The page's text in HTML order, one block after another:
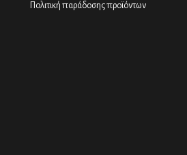
Πολιτική παράδοσης προϊόντων